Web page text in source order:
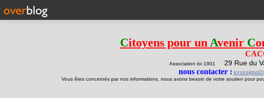
Citoyens pour un Avenir C
Association loi 1901 29 Rue du
nous contacter :
Vous êtes concernés par nos informations, nous avons besoin de votre soutien pour